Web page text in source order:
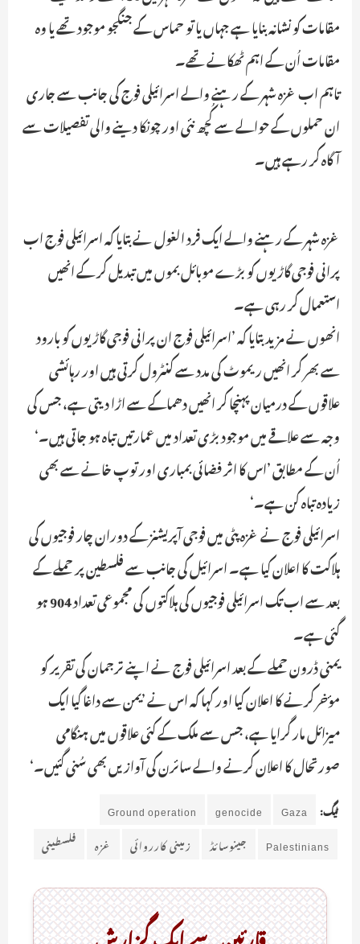
مقامات کو نشانہ بنایا ہے جہاں یا تو حماس کے جنگجو موجود تھے یا وہ
مقامات اُن کے اہم ٹھکانے تھے۔
تاہم اب غزہ شہر کے رہنے والے اسرائیلی فوج کی جانب سے جاری
ان حملوں کے حوالے سے کُچھ نئی اور چونکا دینے والی تفصیلات سے
آگاہ کر رہے ہیں۔
غزہ شہر کے رہنے والے ایک فرد الغول نے بتایا کہ اسرائیلی فوج اب
پرانی فوجی گاڑیوں کو بڑے موبائل بموں میں تبدیل کر کے انھیں
استعمال کر رہی ہے۔
انھوں نے مزید بتایا کہ ’اسرائیلی فوج ان پرانی فوجی گاڑیوں کو بارود
سے بھر کر انھیں ریموٹ کی مدد سے کنٹرول کرتی ہیں اور رہائشی
علاقوں کے درمیان پہنچا کر انھیں دھماکے سے اڑا دیتی ہے، جس کی
وجہ سے علاقے میں موجود بڑی تعداد میں عمارتیں تباہ ہو جاتی ہیں۔‘
اُن کے مطابق ’اس کا اثر فضائی بمباری اور توپ خانے سے بھی
زیادہ تباہ کن ہے۔‘
اسرائیلی فوج نے غزہ پٹی میں فوجی آپریشنز کے دوران چار فوجیوں کی
ہلاکت کا اعلان کیا ہے۔ اسرائیل کی جانب سے فلسطین پر حملے کے
بعد سے اب تک اسرائیلی فوجیوں کی ہلاکتوں کی مجموعی تعداد 904 ہو
گئی ہے۔
یمنی ڈرون حملے کے بعد اسرائیلی فوج نے اپنے ترجمان کی تقریر کو
مؤخر کرنے کا اعلان کیا اور کہا کہ اس نے ’یمن سے داغا گیا ایک
میزائل مار گرایا ہے، جس سے ملک کے کئی علاقوں میں ہنگامی
صورتحال کا اعلان کرنے والے سائرن کی آوازیں بھی سُنی گئیں۔‘
ٹیگ: Gaza
genocide
Ground operation
Palestinians
جینوسائڈ زمینی کارروائی غزہ فلسطینی